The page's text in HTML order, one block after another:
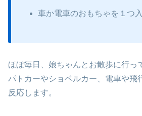
車か電車のおもちゃを１つ
ほぼ毎日、娘ちゃんとお散歩に行っ
パトカーやショベルカー、電車や飛
反応します。